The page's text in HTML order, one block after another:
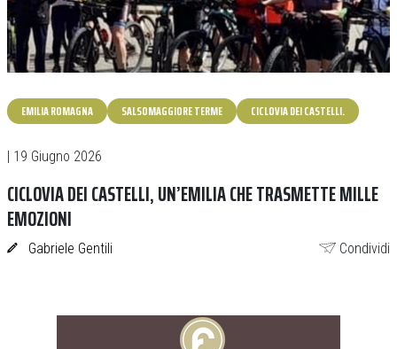
EMILIA ROMAGNA SALSOMAGGIORE TERME CICLOVIA DEI CASTELLI.
| 19 Giugno 2026
CICLOVIA DEI CASTELLI, UN’EMILIA CHE TRASMETTE MILLE
EMOZIONI
Gabriele Gentili Condividi